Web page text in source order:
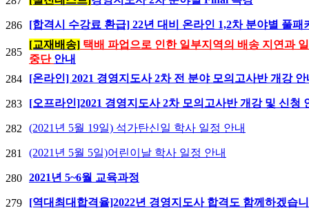
286 [합격시 수강료 환급] 22년 대비 온라인 1,2차 분야별 풀패
285
[교재배송] 택배 파업으로 인한 일부지역의 배송 지연과
중단 안내
284
[온라인] 2021 경영지도사 2차 전 분야 모의고사반 개강 안
283 [오프라인]2021 경영지도사 2차 모의고사반 개강 및 신청
282 (2021년 5월 19일) 석가탄신일 학사 일정 안내
281 (2021년 5월 5일)어린이날 학사 일정 안내
280 2021년 5~6월 교육과정
279 [역대최대합격율]2022년 경영지도사 합격도 함께하겠습